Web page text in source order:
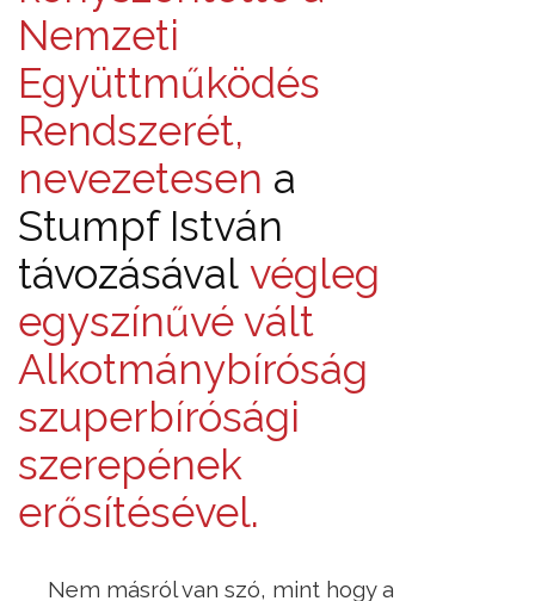
Nemzeti
Együttműködés
Rendszerét,
nevezetesen a
Stumpf István
távozásával végleg
egyszínűvé vált
Alkotmánybíróság
szuperbírósági
szerepének
erősítésével.
Nem másról van szó, mint hogy a